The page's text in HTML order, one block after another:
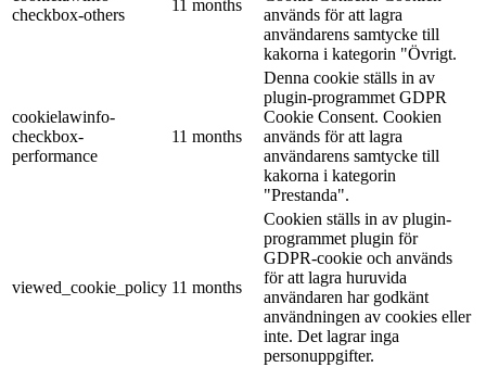
checkbox-others
11 months
används för att lagra
användarens samtycke till
kakorna i kategorin "Övrigt.
cookielawinfo-
checkbox-
performance
11 months
Denna cookie ställs in av
plugin-programmet GDPR
Cookie Consent. Cookien
används för att lagra
användarens samtycke till
kakorna i kategorin
"Prestanda".
viewed_cookie_policy 11 months
Cookien ställs in av plugin-
programmet plugin för
GDPR-cookie och används
för att lagra huruvida
användaren har godkänt
användningen av cookies eller
inte. Det lagrar inga
personuppgifter.